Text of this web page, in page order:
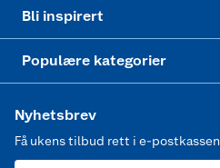
Bli inspirert
Populære kategorier
Nyhetsbrev
Få ukens tilbud rett i e-postkassen